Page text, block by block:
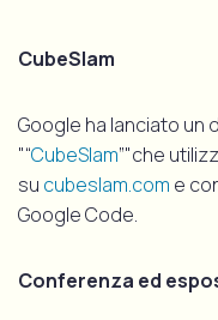
CubeSlam
Google ha lanciato un
"“CubeSlam”"che
su cubeslam.com e
Google Code.
Conferenza ed